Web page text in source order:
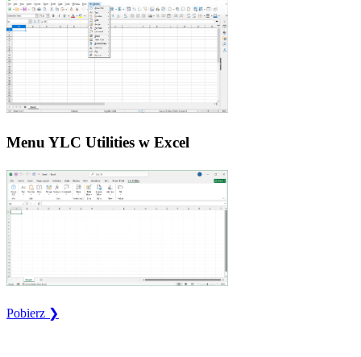
Menu YLC Utilities w Excel
Pobierz ❯